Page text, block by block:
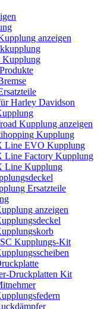
anzeigen
Kupplung
Harley Davidson
Kupplung anzeigen
Kupplung
Line EVO Kupplung
Line Factory Kupplung
Line Kupplung
Ersatzteile
anzeigen
Kupplungs-Kit
Druckplatten Kit